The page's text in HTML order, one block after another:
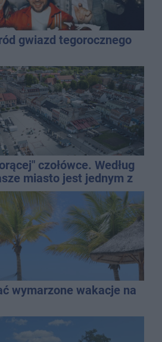
gwiazd tegorocznego
czołówce. Według
miasto jest jednym z
na upały
wymarzone wakacje na